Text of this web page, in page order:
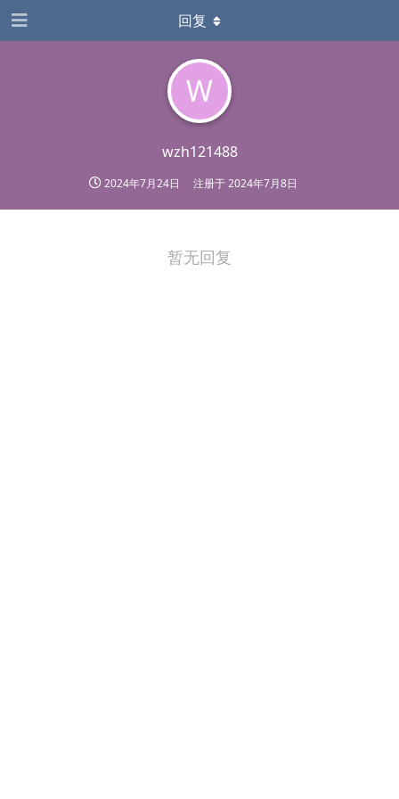
W
wzh121488
2024年7月24日 注册于2024年7月8日
回复
暂无回复